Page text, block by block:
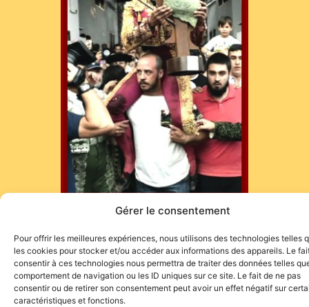
Gérer le consentement
Pour offrir les meilleures expériences, nous utilisons des technologies telles
les cookies pour stocker et/ou accéder aux informations des appareils. Le
consentir à ces technologies nous permettra de traiter des données telles
comportement de navigation ou les ID uniques sur ce site. Le fait de ne pas
consentir ou de retirer son consentement peut avoir un effet négatif sur
caractéristiques et fonctions.
jacques-durand/